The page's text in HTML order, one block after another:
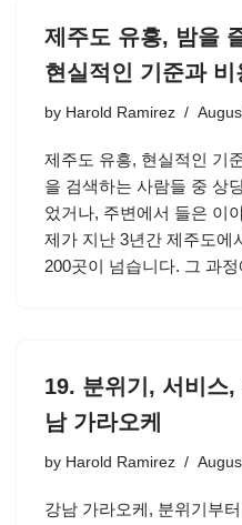
제주도 유흥, 밤을
현실적인 기준과 비
by Harold Ramirez
제주도 유흥, 현실적인 기
을 검색하는 사람들 중 상
었거나, 주변에서 들은 이
제가 지난 3년간 제주도에
200곳이 넘습니다. 그 과
19. 분위기, 서비스
남 가라오케
by Harold Ramirez
강남 가라오케, 분위기부